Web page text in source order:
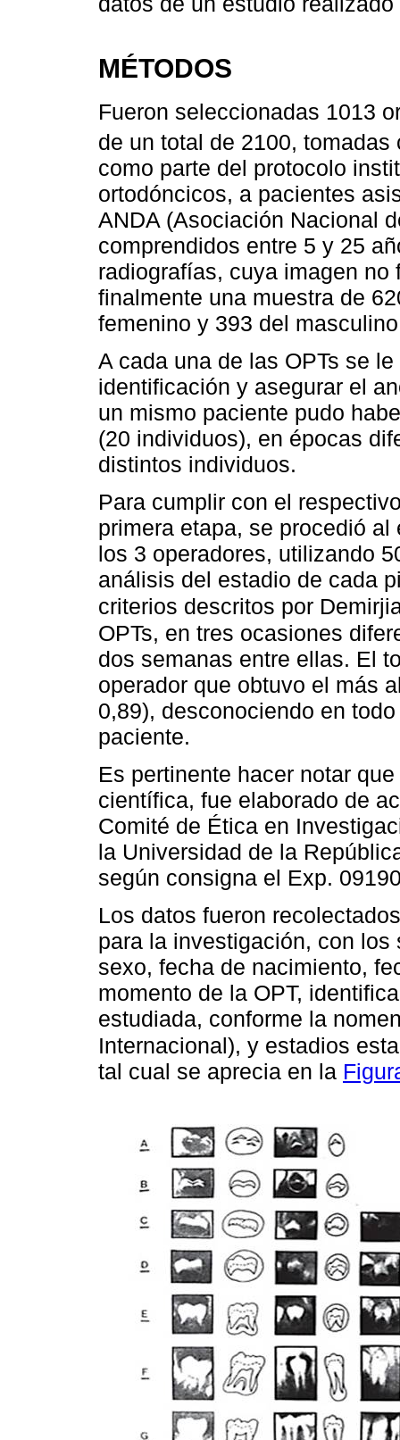
MÉTODOS
Fueron seleccionadas 1013
de un total de 2100,
como parte del protocolo
ortodóncicos, a pacientes
ANDA (Asociación Nacional
comprendidos entre 5 y 25
radiografías, cuya imagen no
finalmente una muestra de
femenino y 393 del
A cada una de las OPTs se
identificación y asegurar el
un mismo paciente pudo
(20 individuos), en épocas
distintos individuos.
Para cumplir con el
primera etapa, se procedió
los 3 operadores, utilizando
análisis del estadio de cada
criterios descritos por
OPTs, en tres ocasiones
dos semanas entre ellas. El
operador que obtuvo el más
0,89), desconociendo en
paciente.
Es pertinente hacer notar
científica, fue elaborado de
Comité de Ética en
la Universidad de la
según consigna el Exp.
Los datos fueron
para la investigación, con los
sexo, fecha de nacimiento,
momento de la OPT,
estudiada, conforme la
Internacional), y estadios
tal cual se aprecia en la